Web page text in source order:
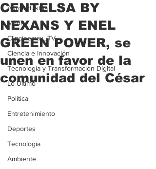
Agroindustria
Moda
Clipcinemax_TV
Ciencia e Innovación
Tecnología y Transformación Digital
Lo Ultimo
Politica
Entretenimiento
Deportes
Tecnologia
Ambiente
CENTELSA BY
NEXANS Y ENEL
GREEN POWER, se
unen en favor de la
comunidad del César